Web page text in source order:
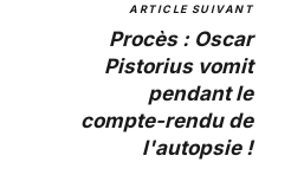
ARTICLE SUIVANT
Procès : Oscar
Pistorius vomit
pendant le
compte-rendu de
l'autopsie !